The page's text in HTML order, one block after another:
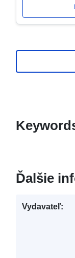
Ďalšie
Vydavateľ: